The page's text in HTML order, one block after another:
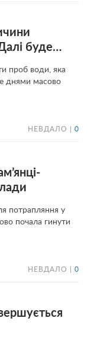
буде…
проб води, яка
днями масово
НЕВДАЛО | 0
потрапляння у
почала гинути
НЕВДАЛО | 0